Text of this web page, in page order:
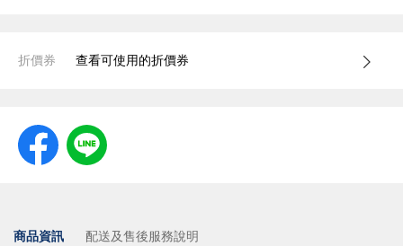
折價券 查看可使用的折價券
商品資訊 配送及售後服務說明